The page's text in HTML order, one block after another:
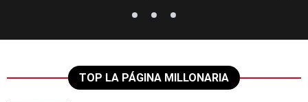
TOP LA PÁGINA MILLONARIA